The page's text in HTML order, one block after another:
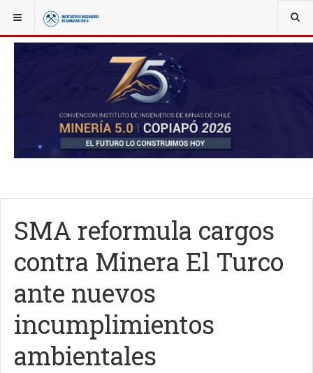
YOU ARE HERE: NOTICIAS
SMA reformula cargos
contra Minera El Turco
ante nuevos
incumplimientos
ambientales